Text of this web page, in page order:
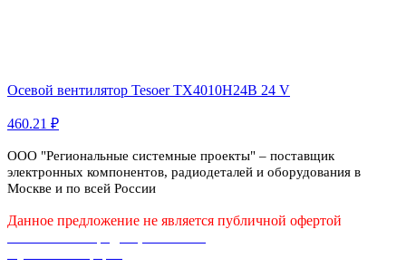
Осевой вентилятор Tesoer TX4010H24B 24 V
460.21 ₽
ООО "Региональные системные проекты" – поставщик
электронных компонентов, радиодеталей и оборудования в
Москве и по всей России
Данное предложение не является публичной офертой